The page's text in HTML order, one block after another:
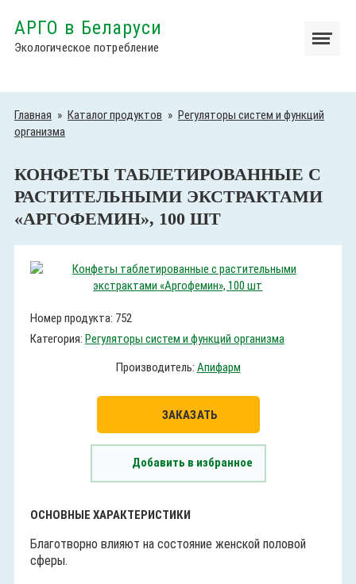
АРГО в Беларуси
Экологическое потребление
Главная » Каталог продуктов » Регуляторы систем и функций
организма
КОНФЕТЫ ТАБЛЕТИРОВАННЫЕ С
РАСТИТЕЛЬНЫМИ ЭКСТРАКТАМИ
«АРГОФЕМИН», 100 ШТ
Номер продукта: 752
Категория: Регуляторы систем и функций организма
Производитель: Апифарм
ЗАКАЗАТЬ
Добавить в избранное
ОСНОВНЫЕ ХАРАКТЕРИСТИКИ
Благотворно влияют на состояние женской половой
сферы.